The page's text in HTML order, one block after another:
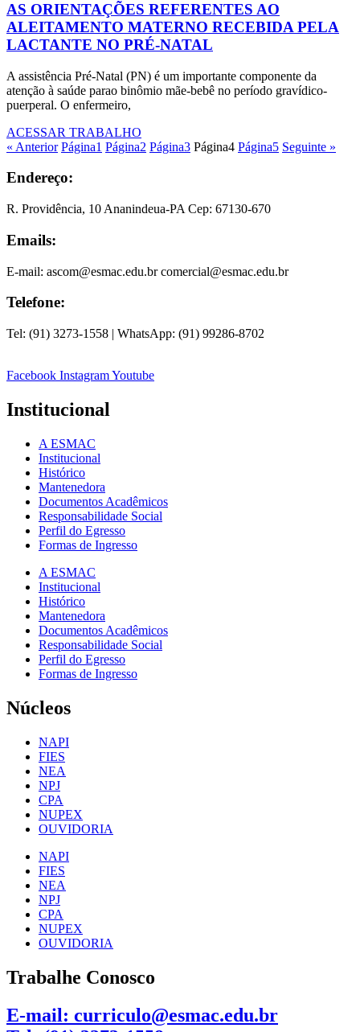
AS ORIENTAÇÕES REFERENTES AO
ALEITAMENTO MATERNO RECEBIDA PELA
LACTANTE NO PRÉ-NATAL
A assistência Pré-Natal (PN) é um importante componente da
atenção à saúde parao binômio mãe-bebê no período gravídico-
puerperal. O enfermeiro,
ACESSAR TRABALHO
« Anterior Página1 Página2 Página3 Página4 Página5 Seguinte »
Endereço:
R. Providência, 10 Ananindeua-PA Cep: 67130-670
Emails:
E-mail: ascom@esmac.edu.br comercial@esmac.edu.br
Telefone:
Tel: (91) 3273-1558 | WhatsApp: (91) 99286-8702
Facebook InstagramYoutube
Institucional
A ESMAC
Institucional
Histórico
Mantenedora
Documentos Acadêmicos
Responsabilidade Social
Perfil do Egresso
Formas de Ingresso
A ESMAC
Institucional
Histórico
Mantenedora
Documentos Acadêmicos
Responsabilidade Social
Perfil do Egresso
Formas de Ingresso
Núcleos
NAPI
FIES
NEA
NPJ
CPA
NUPEX
OUVIDORIA
NAPI
FIES
NEA
NPJ
CPA
NUPEX
OUVIDORIA
Trabalhe Conosco
E-mail: curriculo@esmac.edu.br